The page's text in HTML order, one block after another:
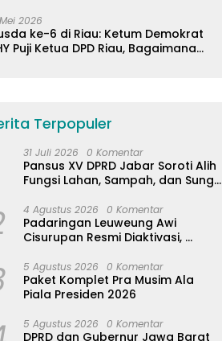
2026
ke-6 di Riau: Ketum Demokrat
Puji Ketua DPD Riau, Bagaimana
Terpopuler
31 Juli 2026 0 Komentar
Pansus XV DPRD Jabar Soroti Alih
Fungsi Lahan, Sampah, dan Sungai
4 Agustus 2026 0 Komentar
Padaringan Leuweung Awi
Cisurupan Resmi Diaktivasi,
Pemberdayaan Warga
5 Agustus 2026 0 Komentar
Paket Komplet Pra Musim Ala
Piala Presiden 2026
5 Agustus 2026 0 Komentar
DPRD dan Gubernur Jawa Barat